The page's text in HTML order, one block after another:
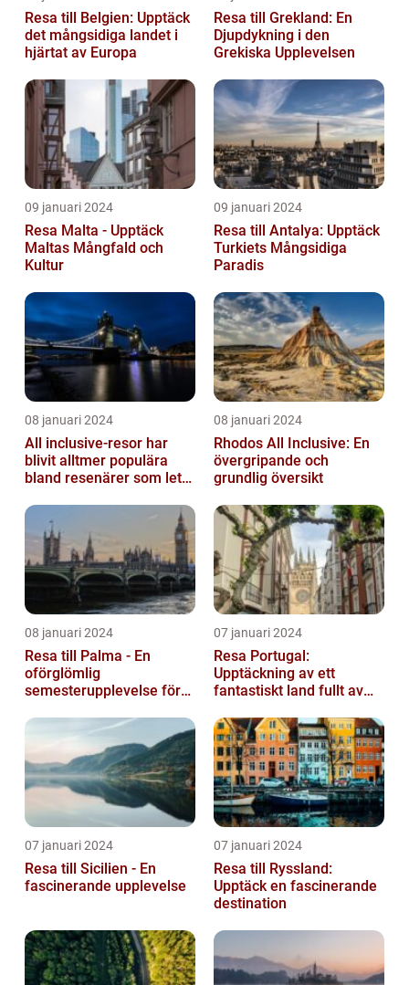
Resa till Belgien: Upptäck
det mångsidiga landet i
hjärtat av Europa
Resa till Grekland: En
Djupdykning i den
Grekiska Upplevelsen
09 januari 2024
Resa Malta - Upptäck
Maltas Mångfald och
Kultur
09 januari 2024
Resa till Antalya: Upptäck
Turkiets Mångsidiga
Paradis
08 januari 2024
All inclusive-resor har
blivit alltmer populära
bland resenärer som letar
omtä...
08 januari 2024
Rhodos All Inclusive: En
övergripande och
grundlig översikt
08 januari 2024
Resa till Palma - En
oförglömlig
semesterupplevelse för
07 januari 2024
Resa Portugal:
Upptäckning av ett
fantastiskt land fullt av
07 januari 2024
Resa till Sicilien - En
fascinerande upplevelse
07 januari 2024
Resa till Ryssland:
Upptäck en fascinerande
destination